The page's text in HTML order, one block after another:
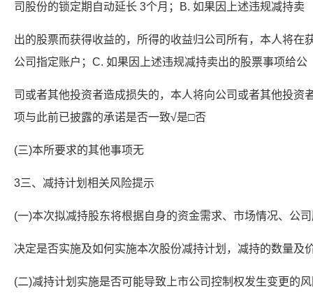
司股份的锁定期自动延长 3个月；B. 如果因上述违规减持卖
出的股票而获得收益的，所得的收益归公司所有，本人将在
公司指定账户；C. 如果因上述违规减持卖出的股票事项给公
司或者其他投资者造成损失的，本人将向公司或者其他投资
项与此前已披露的承诺是否一致√是□否
(三)本所要求的其他事项无
3三、减持计划相关风险提示
(一)本次拟减持股东将根据自身的资金需求、市场情况、公
决定是否实施及如何实施本次股份减持计划，减持的数量及
(二)减持计划实施是否可能导致上市公司控制权发生变更的